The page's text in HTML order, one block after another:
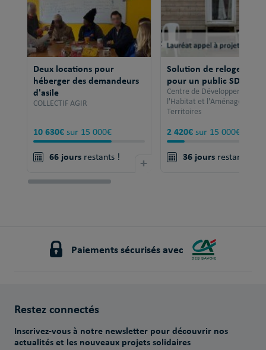
Deux locations pour
héberger des demandeurs
d'asile
COLLECTIF AGIR
10 630€ sur 15 000€
66 jours restants ! +
Solution de relogement
pour un public SDF
Centre de Développement
l'Habitat et l'Aménagement
Territoires
2 420€ sur 15 000€
36 jours restants !
Paiements sécurisés avec
Restez connectés
Inscrivez-vous à notre newsletter pour découvrir nos
actualités et les nouveaux projets solidaires